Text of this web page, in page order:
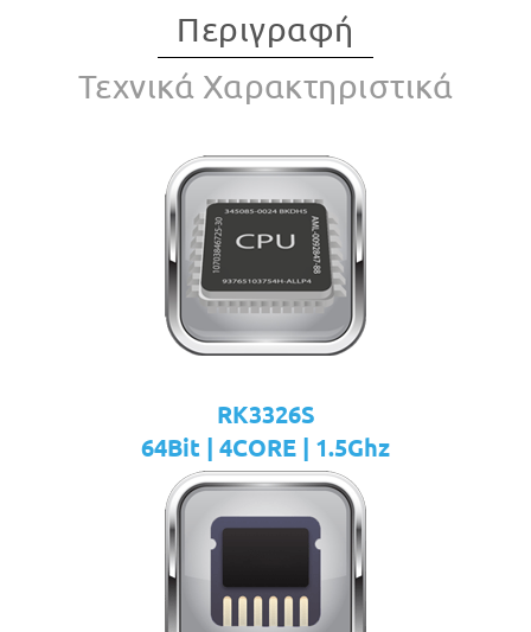
Περιγραφή
Τεχνικά Χαρακτηριστικά
RK3326S
64Bit | 4CORE | 1.5Ghz